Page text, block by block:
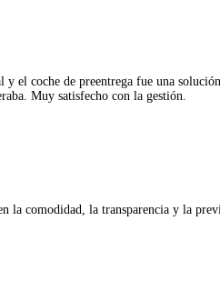
el coche de preentrega fue una solución
Muy satisfecho con la gestión.
la comodidad, la transparencia y la